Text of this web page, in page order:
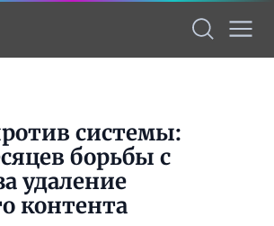
системы:
борьбы с
удаление
контента